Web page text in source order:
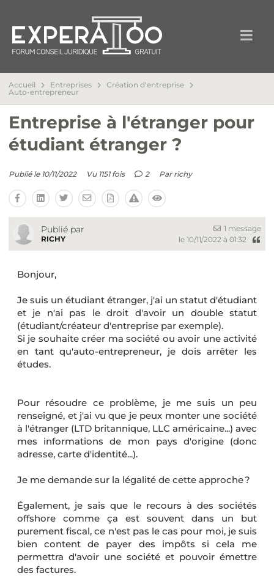
Accueil Entreprises
Création d'entreprise
Auto-entrepreneur
Entreprise à l'étranger pour
étudiant étranger ?
Publié le 10/11/2022 Vu 1151 fois 2 Par richy
Publié par
RICHY
1 message
le 10/11/2022 à 01:32
Bonjour,
Je suis un étudiant étranger, j'ai un statut d'étudiant
et je n'ai pas le droit d'avoir un double statut
(étudiant/créateur d'entreprise par exemple).
Si je souhaite créer ma société ou avoir une activité
en tant qu'auto-entrepreneur, je dois arrêter les
études.
Pour résoudre ce problème, je me suis un peu
renseigné, et j'ai vu que je peux monter une société
à l'étranger (LTD britannique, LLC américaine...) avec
mes informations de mon pays d'origine (donc
adresse, carte d'identité...).
Je me demande sur la légalité de cette approche ?
Également, je sais que le recours à des sociétés
offshore comme ça est souvent dans un but
purement fiscal, ce n'est pas le cas pour moi, je suis
bien content de payer des impôts si cela me
permettra d'avoir une société et pouvoir émettre
des factures.